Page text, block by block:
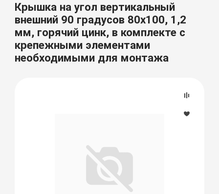
Крышка на угол вертикальный
внешний 90 градусов 80х100, 1,2
мм, горячий цинк, в комплекте с
крепежными элементами
необходимыми для монтажа